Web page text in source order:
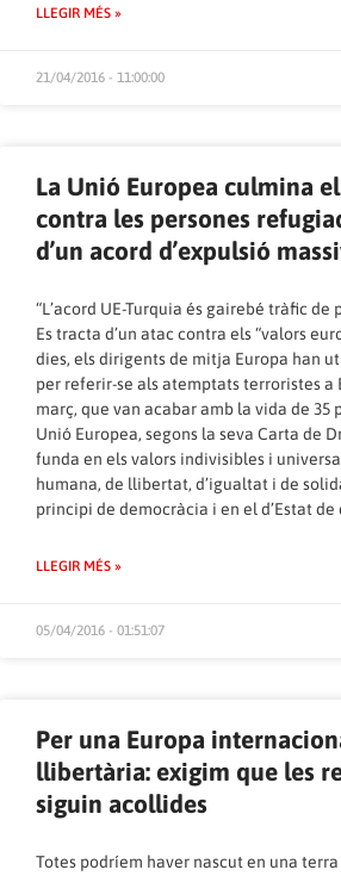
LLEGIR MÉS »
21/04/2016 - 11:00:00
La Unió Europea culmina
contra les persones
d’un acord d’expulsió
“L’acord UE-Turquia és gairebé tràfic de
Es tracta d’un atac contra els “valors
dies, els dirigents de mitja Europa han
per referir-se als atemptats terroristes a
març, que van acabar amb la vida de 35
Unió Europea, segons la seva Carta de
funda en els valors indivisibles i
humana, de llibertat, d’igualtat i de
principi de democràcia i en el d’Estat de
LLEGIR MÉS »
05/04/2016 - 01:51:07
Per una Europa
llibertària: exigim que les
siguin acollides
Totes podríem haver nascut en una